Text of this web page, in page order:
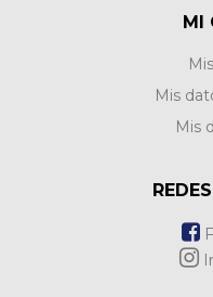
MI
Mis
Mis